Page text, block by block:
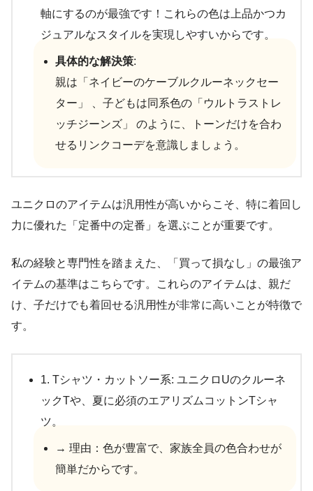
軸にするのが最強です！これらの色は上品かつカ
ジュアルなスタイルを実現しやすいからです。
具体的な解決策:
親は「ネイビーのケーブルクルーネックセー
ター」 、子どもは同系色の「ウルトラストレ
ッチジーンズ」 のように、トーンだけを合わ
せるリンクコーデを意識しましょう。
ユニクロのアイテムは汎用性が高いからこそ、特に着回し
力に優れた「定番中の定番」を選ぶことが重要です。
私の経験と専門性を踏まえた、「買って損なし」の最強ア
イテムの基準はこちらです。これらのアイテムは、親だ
け、子だけでも着回せる汎用性が非常に高いことが特徴で
す。
1. Tシャツ・カットソー系: ユニクロUのクルーネ
ックTや、夏に必須のエアリズムコットンTシャ
ツ。
→ 理由：色が豊富で、家族全員の色合わせが
簡単だからです。